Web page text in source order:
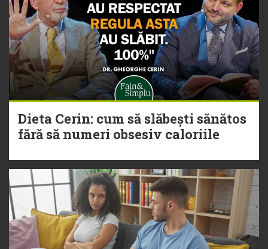
Dieta Cerin: cum să slăbești sănătos
fără să numeri obsesiv caloriile